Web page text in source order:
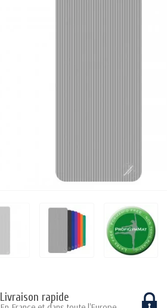
Livraison rapide